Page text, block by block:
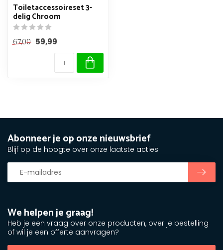
Toiletaccessoireset 3-
delig Chroom
67,00 59,99
We helpen je graag!
Heb je een vraag over onze producten, over je bestelling
of wil je een offerte aanvragen?
Abonneer je op onze nieuwsbrief
Blijf op de hoogte over onze laatste acties